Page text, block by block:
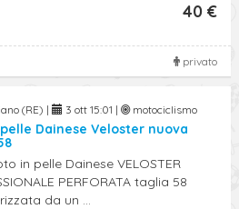
40 €
privato
(RE) | 3 ott 15:01 | motociclismo
Dainese Veloster nuova
in pelle Dainese VELOSTER
PERFORATA taglia 58
da un ...